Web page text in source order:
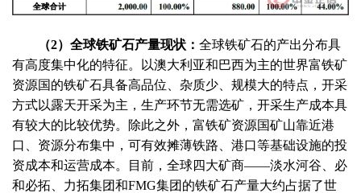
（2）全球铁矿石产量现状： 全球铁矿石的产出分布具
有高度集中化的特征。以澳大利亚和巴西为主的世界富铁矿
资源国的铁矿石具备高品位、杂质少、规模大的特点，开采
方式以露天开采为主，生产环节无需选矿，开采生产成本具
有较大的比较优势。除此之外，富铁矿资源国矿山靠近港
口、资源分布集中，可有效摊薄铁路、港口等基础设施的投
资成本和运营成本。目前，全球四大矿商——淡水河谷、必
和必拓、力拓集团和FMG集团的铁矿石产量大约占据了世